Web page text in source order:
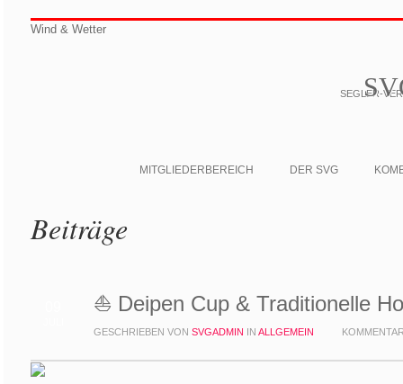
Wind & Wetter
SEGLER-
MITGLIEDERBEREICH DER SVG
Beiträge
⛵ Deipen Cup & Traditionelle
GESCHRIEBEN VON SVGADMIN IN ALLGEMEIN